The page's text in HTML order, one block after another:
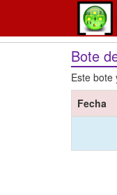
Bote
Este bote
Fecha